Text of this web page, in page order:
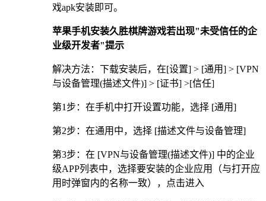
戏apk安装即可。
苹果手机安装久胜棋牌游戏若出现"未受信任的企
业级开发者"提示
解决方法：下载安装后，在[设置] > [通用] > [VPN
与设备管理(描述文件)] > [证书] >[信任]
第1步：在手机中打开设置功能，选择 [通用]
第2步：在通用中，选择 [描述文件与设备管理]
第3步：在 [VPN与设备管理(描述文件)] 中的企业
级APP列表中，选择要安装的企业应用（与打开应
用时弹窗内的名称一致），点击进入